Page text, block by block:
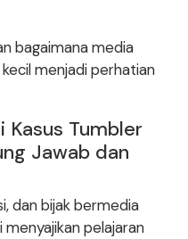
bagaimana media
menjadi perhatian
Kasus Tumbler
Jawab dan
dan bijak bermedia
menyajikan pelajaran